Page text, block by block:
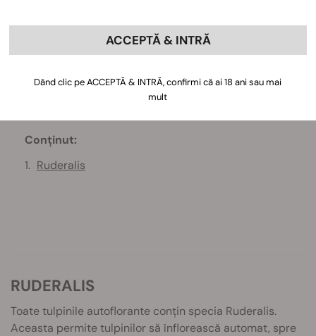
Conținut:
Ruderalis
RUDERALIS
Toate tulpinile autoflorante conțin specia Ruderalis.
Aceasta permite tulpinilor să înflorească automat, spre
ACCEPTĂ & INTRĂ
Dând clic pe ACCEPTĂ & INTRĂ, confirmi că ai 18 ani sau mai
mult